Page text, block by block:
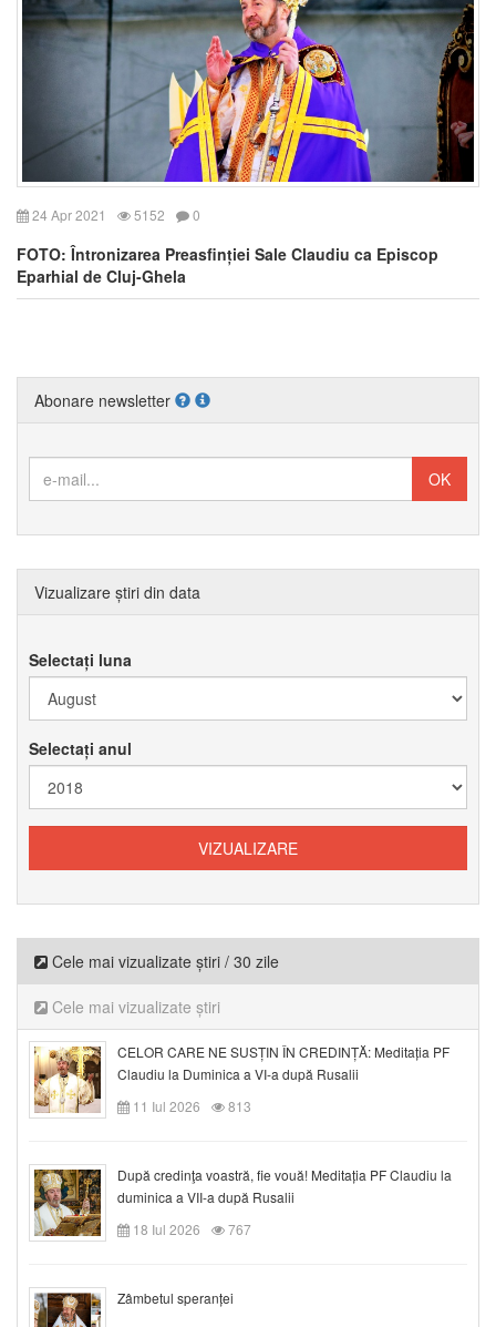
24 Apr 2021 5152 0
FOTO: Întronizarea Preasfinției Sale Claudiu ca Episcop
Eparhial de Cluj-Ghela
Abonare newsletter
Vizualizare știri din data
Selectați luna
Selectați anul
Cele mai vizualizate știri / 30 zile
Cele mai vizualizate știri
CELOR CARE NE SUSȚIN ÎN CREDINȚĂ: Meditația PF
Claudiu la Duminica a VI-a după Rusalii
11 Iul 2026
813
După credinţa voastră, fie vouă! Meditația PF Claudiu la
duminica a VII-a după Rusalii
18 Iul 2026
767
Zâmbetul speranței